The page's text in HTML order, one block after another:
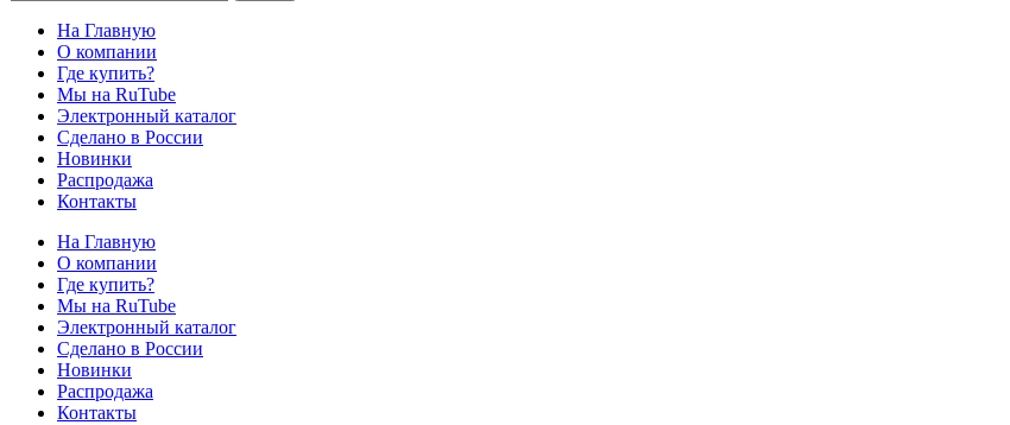
На Главную
О компании
Где купить?
Мы на RuTube
Электронный каталог
Сделано в России
Новинки
Распродажа
Контакты
На Главную
О компании
Где купить?
Мы на RuTube
Электронный каталог
Сделано в России
Новинки
Распродажа
Контакты